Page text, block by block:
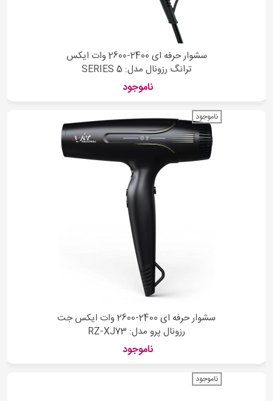
سشوار حرفه ای 2400-2600 وات ایکس
ترانگ رزونال مدل: SERIES 5
ناموجود
ناموجود
سشوار حرفه ای 2400-2600 وات ایکس جت
رزونال پرو مدل: RZ-XJ73
ناموجود
ناموجود